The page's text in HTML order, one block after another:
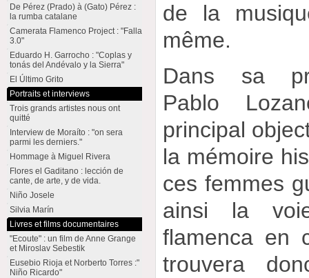
de la
même.
Dans sa
Pablo
principal
la mémoire
ces femmes
ainsi la
flamenca en
trouvera
De Pérez (Prado) à (Gato) Pérez :
la rumba catalane
Camerata Flamenco Project : "Falla
3.0"
Eduardo H. Garrocho : "Coplas y
tonás del Andévalo y la Sierra"
El Último Grito
Portraits et interviews
Trois grands artistes nous ont
quitté
Interview de Moraíto : "on sera
parmi les derniers."
Hommage à Miguel Rivera
Flores el Gaditano : lección de
cante, de arte, y de vida.
Niño Josele
Silvia Marín
Livres et films documentaires
"Ecoute" : un film de Anne Grange
et Miroslav Sebestik
Eusebio Rioja et Norberto Torres :"
Niño Ricardo"